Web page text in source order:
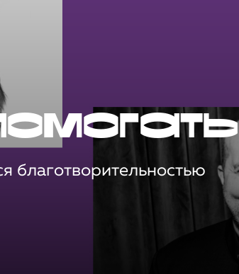
благотворительностью